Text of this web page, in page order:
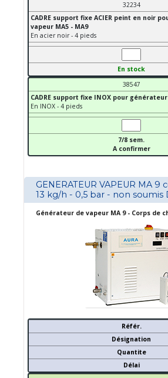
32234
CADRE support fixe ACIER peint en noir
vapeur MA5 - MA9
En acier noir - 4 pieds
En stock
38547
CADRE support fixe INOX pour
En INOX - 4 pieds
7/8 sem.
A confirmer
GENERATEUR VAPEUR MA 9
13 kg/h - 0,5 bar - non soumis
Générateur de vapeur MA 9 - Corps de
Référ.
Désignation
Quantite
Délai